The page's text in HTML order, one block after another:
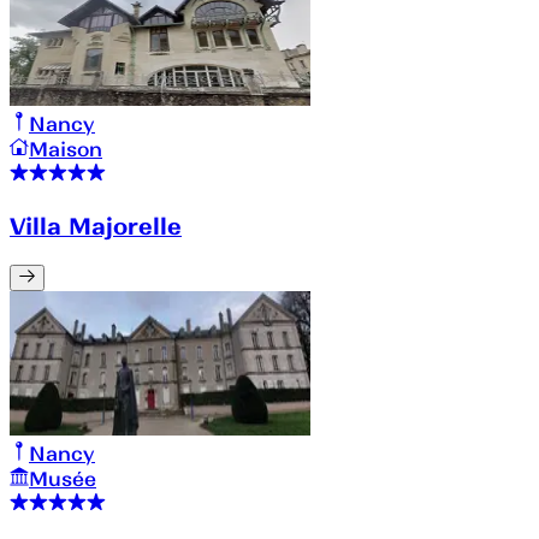
Nancy
Maison
Villa Majorelle
Nancy
Musée